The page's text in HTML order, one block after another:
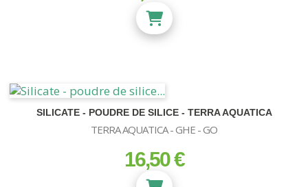
SILICATE - POUDRE DE SILICE - TERRA AQUATICA
TERRA AQUATICA - GHE - GO
prix
16,50 €